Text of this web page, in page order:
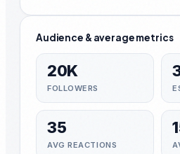
Audience & average metrics
20K
FOLLOWERS
35
AVG REACTIONS